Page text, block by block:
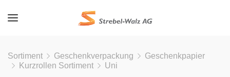
Sortiment Geschenkverpackung
Geschenkpapier
Kurzrollen Sortiment
Uni